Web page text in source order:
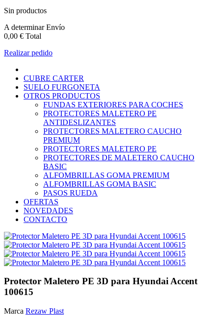
Sin productos
A determinarEnvío
0,00 € Total
Realizar pedido
CUBRE CARTER
SUELO FURGONETA
OTROS PRODUCTOS
FUNDAS EXTERIORES PARA COCHES
PROTECTORES MALETERO PE
ANTIDESLIZANTES
PROTECTORES MALETERO CAUCHO
PREMIUM
PROTECTORES MALETERO PE
PROTECTORES DE MALETERO CAUCHO
BASIC
ALFOMBRILLAS GOMA PREMIUM
ALFOMBRILLAS GOMA BASIC
PASOS RUEDA
OFERTAS
NOVEDADES
CONTACTO
Protector Maletero PE 3D para Hyundai Accent
100615
Marca Rezaw Plast